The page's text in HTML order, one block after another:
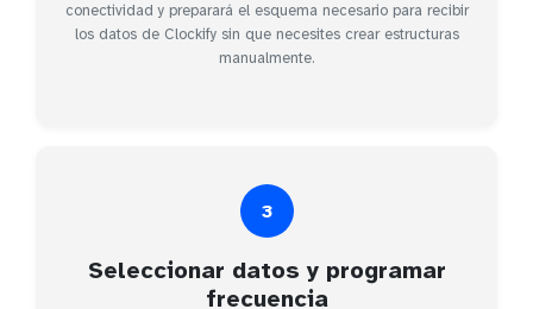
conectividad y preparará el esquema necesario para recibir
los datos de Clockify sin que necesites crear estructuras
manualmente.
3
Seleccionar datos y programar
frecuencia